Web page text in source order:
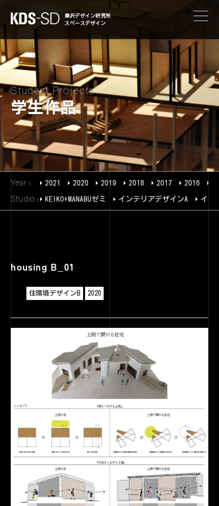
KDS-SD
桑沢デザイン研究所
スペースデザイン
Student Projects
学生作品
Year 2021 2020 2019 2018 2017 2016
Studio KEIKO+MANABUゼミ インテリアデザインA イン
housing B_01
住環境デザインB 2020